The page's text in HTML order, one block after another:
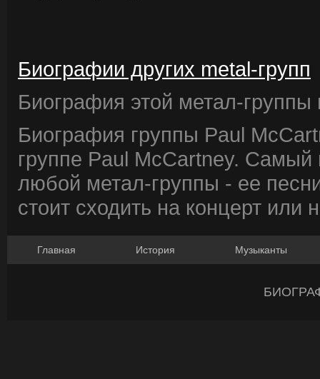
Биографии других metal-групп
Биография этой метал-группы
Биография группы Paul
группе Paul McCartney. Самый
любой метал-группы - ее
стоит сходить на концерт или
Главная История Музыканты